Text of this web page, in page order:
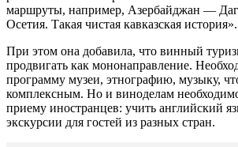
маршруты, например, Азербайджан —
Осетия. Такая чистая кавказская история».
При этом она добавила, что винный
продвигать как мононаправление.
программу музеи, этнографию, музыку,
комплексным. Но и виноделам
приему иностранцев: учить английский
экскурсии для гостей из разных стран.